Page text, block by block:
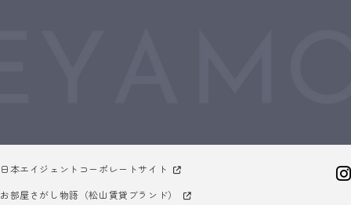
日本エイジェントコーポレートサイト
お部屋さがし物語（松山賃貸ブランド）